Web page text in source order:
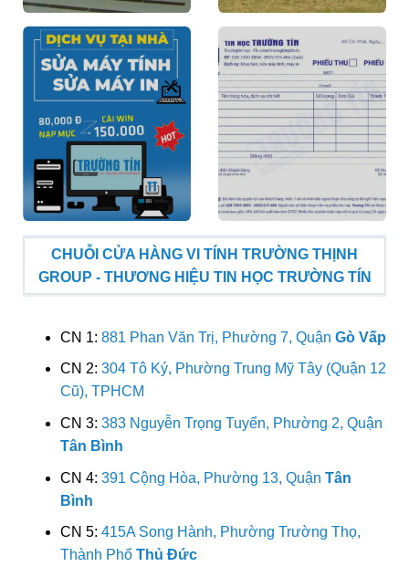
CHUỖI CỬA HÀNG VI TÍNH TRƯỜNG THỊNH
GROUP - THƯƠNG HIỆU TIN HỌC TRƯỜNG TÍN
CN 1: 881 Phan Văn Trị, Phường 7, Quận Gò Vấp
CN 2: 304 Tô Ký, Phường Trung Mỹ Tây (Quận 12
Cũ), TPHCM
CN 3: 383 Nguyễn Trọng Tuyển, Phường 2, Quận
Tân Bình
CN 4: 391 Cộng Hòa, Phường 13, Quận Tân
Bình
CN 5: 415A Song Hành, Phường Trường Thọ,
Thành Phố Thủ Đức